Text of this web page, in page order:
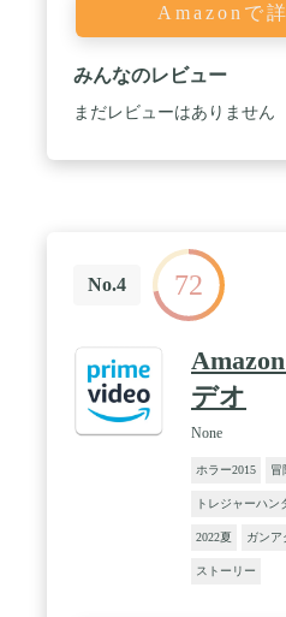
Amazonで
みんなのレビュー
まだレビューはありません
No.4 72
デオ
None
ホラー2015 冒
トレジャーハン
2022夏 ガンア
ストーリー